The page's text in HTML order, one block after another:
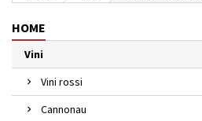
HOME
Vini
Vini rossi
Cannonau